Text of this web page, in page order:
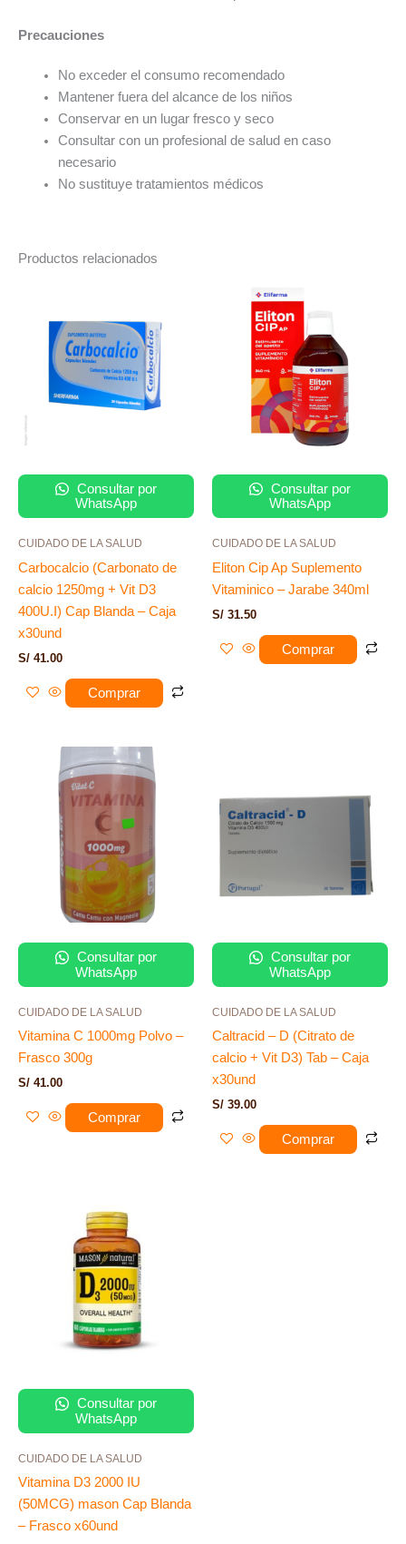
Precauciones
No exceder el consumo recomendado
Mantener fuera del alcance de los niños
Conservar en un lugar fresco y seco
Consultar con un profesional de salud en caso
necesario
No sustituye tratamientos médicos
Productos relacionados
Consultar por
WhatsApp
CUIDADO DE LA SALUD
Carbocalcio (Carbonato de
calcio 1250mg + Vit D3
400U.I) Cap Blanda – Caja
x30und
S/ 41.00
Comprar
Consultar por
WhatsApp
CUIDADO DE LA SALUD
Eliton Cip Ap Suplemento
Vitaminico – Jarabe 340ml
S/ 31.50
Comprar
Consultar por
WhatsApp
CUIDADO DE LA SALUD
Vitamina C 1000mg Polvo –
Frasco 300g
S/ 41.00
Comprar
Consultar por
WhatsApp
CUIDADO DE LA SALUD
Caltracid – D (Citrato de
calcio + Vit D3) Tab – Caja
x30und
S/ 39.00
Comprar
Consultar por
WhatsApp
CUIDADO DE LA SALUD
Vitamina D3 2000 IU
(50MCG) mason Cap Blanda
– Frasco x60und